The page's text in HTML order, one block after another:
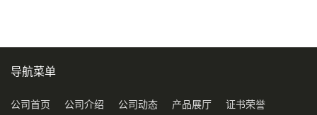
导航菜单
公司首页 公司介绍 公司动态 产品展厅 证书荣誉